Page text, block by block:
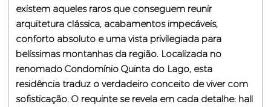
existem aqueles raros que conseguem reunir
arquitetura clássica, acabamentos impecáveis,
conforto absoluto e uma vista privilegiada para
belíssimas montanhas da região. Localizada no
renomado Condomínio Quinta do Lago, esta
residência traduz o verdadeiro conceito de viver com
sofisticação. O requinte se revela em cada detalhe: hall